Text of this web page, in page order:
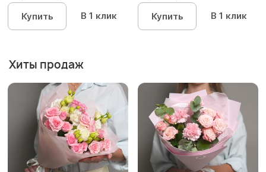
Купить В 1 клик Купить В 1 клик
Хиты продаж